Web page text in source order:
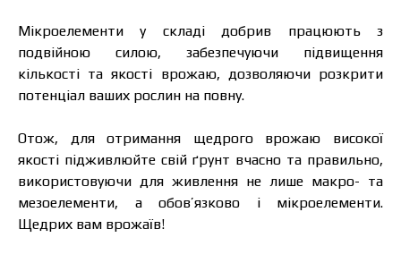
Мікроелементи у складі добрив працюють з
подвійною силою, забезпечуючи підвищення
кількості та якості врожаю, дозволяючи розкрити
потенціал ваших рослин на повну.
Отож, для отримання щедрого врожаю високої
якості підживлюйте свій ґрунт вчасно та правильно,
використовуючи для живлення не лише макро- та
мезоелементи, а обов’язково і мікроелементи.
Щедрих вам врожаїв!